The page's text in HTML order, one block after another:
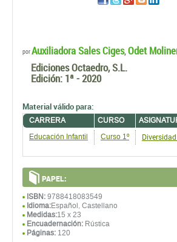
porAuxiliadora Sales Ciges,Odet
Ediciones Octaedro, S.L.
Edición: 1ª - 2020
Material válido para:
CARRERA CURSO
Educación Infantil
Curso 1º
PAPEL:
ISBN: 9788418083549
Idioma:Español, Castellano
Medidas:15 x 23
Encuadernación: Rústica
Páginas: 120